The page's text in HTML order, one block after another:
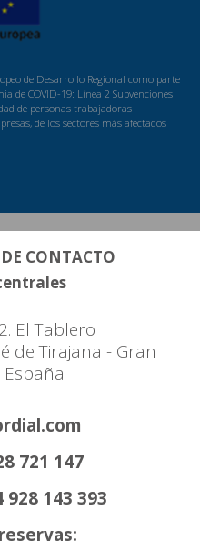
de Desarrollo Regional como parte
de COVID-19: Línea 2 Subvenciones
de personas trabajadoras
de los sectores más afectados
CONTACTO
El Tablero
de Tirajana - Gran
721 147
928 143 393